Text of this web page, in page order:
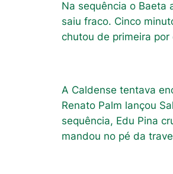
Na sequência o Baeta
saiu fraco. Cinco
chutou de primeira por
A Caldense tentava
Renato Palm lançou
sequência, Edu Pina
mandou no pé da